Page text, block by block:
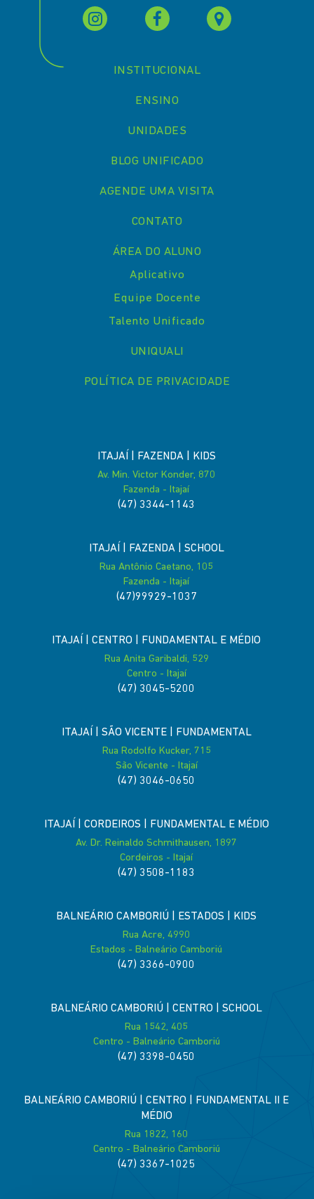
INSTITUCIONAL
ENSINO
UNIDADES
BLOG UNIFICADO
AGENDE UMA VISITA
CONTATO
ÁREA DO ALUNO
Aplicativo
Equipe Docente
Talento Unificado
UNIQUALI
POLÍTICA DE PRIVACIDADE
ITAJAÍ | FAZENDA | KIDS
Av. Min. Victor Konder, 870
Fazenda - Itajaí
(47) 3344-1143
ITAJAÍ | FAZENDA | SCHOOL
Rua Antônio Caetano, 105
Fazenda - Itajaí
(47)99929-1037
ITAJAÍ | CENTRO | FUNDAMENTAL E MÉDIO
Rua Anita Garibaldi, 529
Centro - Itajaí
(47) 3045-5200
ITAJAÍ | SÃO VICENTE | FUNDAMENTAL
Rua Rodolfo Kucker, 715
São Vicente - Itajaí
(47) 3046-0650
ITAJAÍ | CORDEIROS | FUNDAMENTAL E MÉDIO
Av. Dr. Reinaldo Schmithausen, 1897
Cordeiros - Itajaí
(47) 3508-1183
BALNEÁRIO CAMBORIÚ | ESTADOS | KIDS
Rua Acre, 4990
Estados - Balneário Camboriú
(47) 3366-0900
BALNEÁRIO CAMBORIÚ | CENTRO | SCHOOL
Rua 1542, 405
Centro - Balneário Camboriú
(47) 3398-0450
BALNEÁRIO CAMBORIÚ | CENTRO | FUNDAMENTAL II E
MÉDIO
Rua 1822, 160
Centro - Balneário Camboriú
(47) 3367-1025